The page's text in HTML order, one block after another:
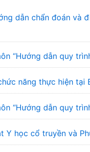
dẫn chẩn đoán
“Hướng dẫn quy
năng thực hiện tại
“Hướng dẫn quy
Y học cổ truyền và